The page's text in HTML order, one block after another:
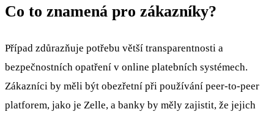
Co to znamená pro zákazníky?
Případ zdůrazňuje potřebu větší transparentnosti a
bezpečnostních opatření v online platebních systémech.
Zákazníci by měli být obezřetní při používání peer-to-peer
platforem, jako je Zelle, a banky by měly zajistit, že jejich